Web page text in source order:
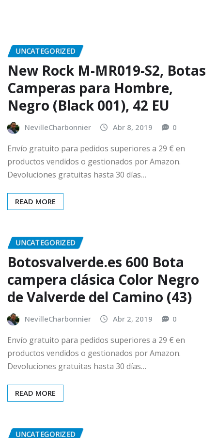
UNCATEGORIZED
New Rock M-MR019-S2, Botas
Camperas para Hombre,
Negro (Black 001), 42 EU
NevilleCharbonnier Abr 8, 2019 0
Envío gratuito para pedidos superiores a 29 € en
productos vendidos o gestionados por Amazon.
Devoluciones gratuitas hasta 30 días…
READ MORE
UNCATEGORIZED
Botosvalverde.es 600 Bota
campera clásica Color Negro
de Valverde del Camino (43)
NevilleCharbonnier Abr 2, 2019 0
Envío gratuito para pedidos superiores a 29 € en
productos vendidos o gestionados por Amazon.
Devoluciones gratuitas hasta 30 días…
READ MORE
UNCATEGORIZED